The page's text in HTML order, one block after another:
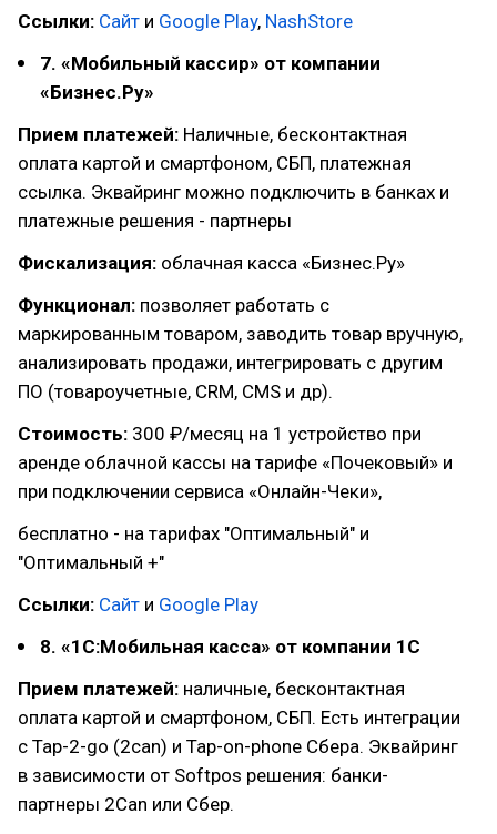
Ссылки: Сайт и Google Play, NashStore
7. «Мобильный кассир» от компании
«Бизнес.Ру»
Прием платежей: Наличные, бесконтактная
оплата картой и смартфоном, СБП, платежная
ссылка. Эквайринг можно подключить в банках и
платежные решения - партнеры
Фискализация: облачная касса «Бизнес.Ру»
Функционал: позволяет работать с
маркированным товаром, заводить товар вручную,
анализировать продажи, интегрировать с другим
ПО (товароучетные, CRM, СМS и др).
Стоимость: 300 ₽/месяц на 1 устройство при
аренде облачной кассы на тарифе «Почековый» и
при подключении сервиса «Онлайн-Чеки»,
бесплатно - на тарифах "Оптимальный" и
"Оптимальный +"
Ссылки: Сайт и Google Play
8. «1С:Мобильная касса» от компании 1С
Прием платежей: наличные, бесконтактная
оплата картой и смартфоном, СБП. Есть интеграции
с Tap-2-go (2can) и Tap-on-phone Сбера. Эквайринг
в зависимости от Softpos решения: банки-
партнеры 2Can или Сбер.